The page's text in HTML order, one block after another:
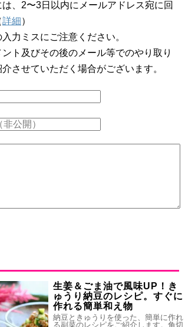
、2〜3日以内にメールアドレス宛に回
詳細）
力ミスにご注意ください。
ト及びその後のメール等でのやり取り
させていただく場合がございます。
生姜＆ごま油で風味UP！き
ゅうり納豆のレシピ。すぐに
作れる簡単和え物
納豆ときゅうりを使った、簡単に作れ
る副菜のレシピをご紹介します。角切